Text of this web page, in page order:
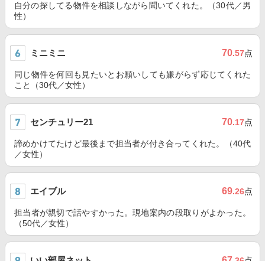
自分の探してる物件を相談しながら聞いてくれた。（30代／男
性）
ミニミニ 70.57点
同じ物件を何回も見たいとお願いしても嫌がらず応じてくれた
こと（30代／女性）
センチュリー21 70.17点
諦めかけてたけど最後まで担当者が付き合ってくれた。（40代
／女性）
エイブル 69.26点
担当者が親切で話やすかった。現地案内の段取りがよかった。
（50代／女性）